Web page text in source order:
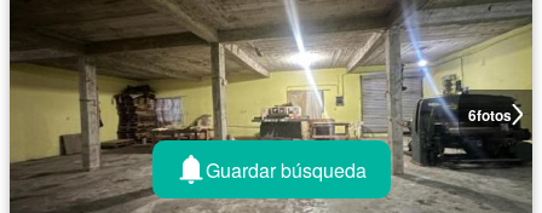
6fotos
Guardar búsqueda